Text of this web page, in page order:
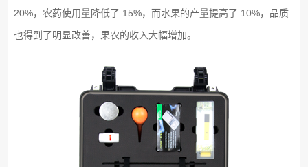
20%，农药使用量降低了 15%，而水果的产量提高了 10%，品质
也得到了明显改善，果农的收入大幅增加。